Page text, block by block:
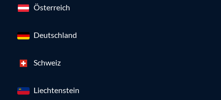
Österreich
Deutschland
Schweiz
Liechtenstein